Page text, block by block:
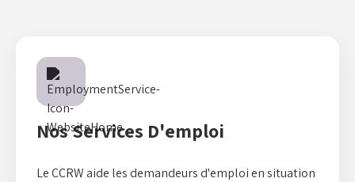
Nos Services D'emploi
Le CCRW aide les demandeurs d'emploi en situation